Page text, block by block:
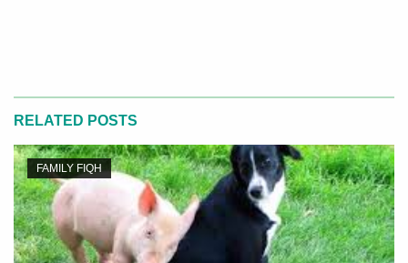
RELATED POSTS
FAMILY FIQH